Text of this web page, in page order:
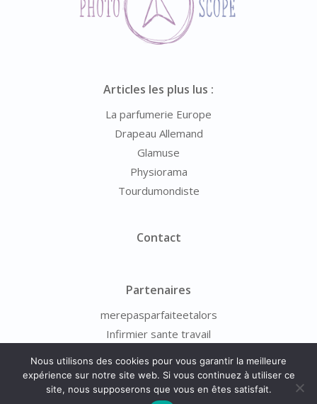
Articles les plus lus :
La parfumerie Europe
Drapeau Allemand
Glamuse
Physiorama
Tourdumondiste
Contact
Partenaires
merepasparfaiteetalors
Infirmier sante travail
© 2026 - Photo-Scope.fr -Mentions Légales -À Propos- Contact
Nous utilisons des cookies pour vous garantir la meilleure
expérience sur notre site web. Si vous continuez à utiliser ce
site, nous supposerons que vous en êtes satisfait.